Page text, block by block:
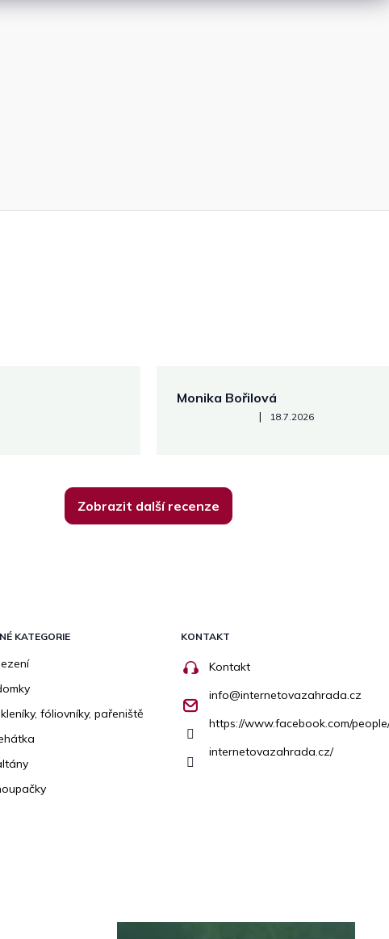
Monika Bořilová
Hodnocení obchodu je 5 z 5 hvězdiček.
| 18.7.2026
Zobrazit další recenze
KATEGORIE
fóliovníky, pařeniště
KONTAKT
Kontakt
info@internetovazahrada.cz
https://www.facebook.com/
internetovazahrada.cz/